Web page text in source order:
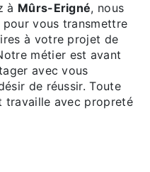
à Mûrs-Erigné, nous
vous transmettre
à votre projet de
métier est avant
avec vous
de réussir. Toute
travaille avec propreté